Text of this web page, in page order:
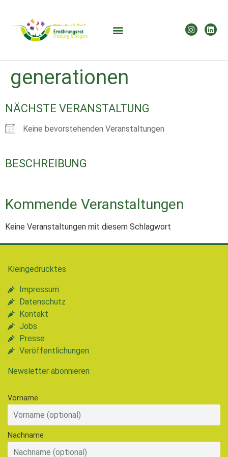
generationen
NÄCHSTE VERANSTALTUNG
Keine bevorstehenden Veranstaltungen
BESCHREIBUNG
Kommende Veranstaltungen
Keine Veranstaltungen mit diesem Schlagwort
Kleingedrucktes
Impressum
Datenschutz
Kontakt
Jobs
Presse
Veröffentlichungen
Newsletter abonnieren
Vorname
Nachname